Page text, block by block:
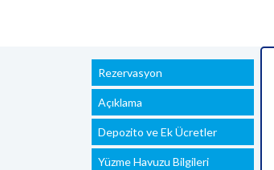
Rezervasyon
Açıklama
Depozito ve Ek Ücretler
Yüzme Havuzu Bilgileri